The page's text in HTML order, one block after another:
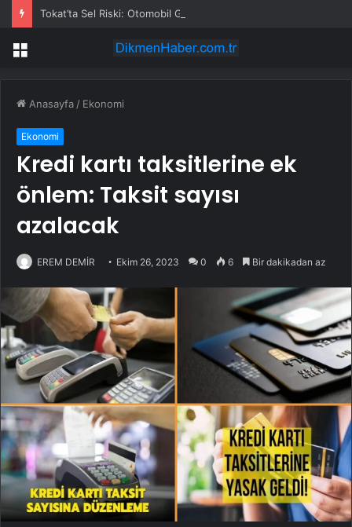
Tokat’ta Sel Riski: Otomobil Güvenli Alana Çekildi
Menü
Anasayfa / Ekonomi
Ekonomi
Kredi kartı taksitlerine ek
önlem: Taksit sayısı
azalacak
EREM DEMİR Ekim 26, 2023 0 6 Bir dakikadan az